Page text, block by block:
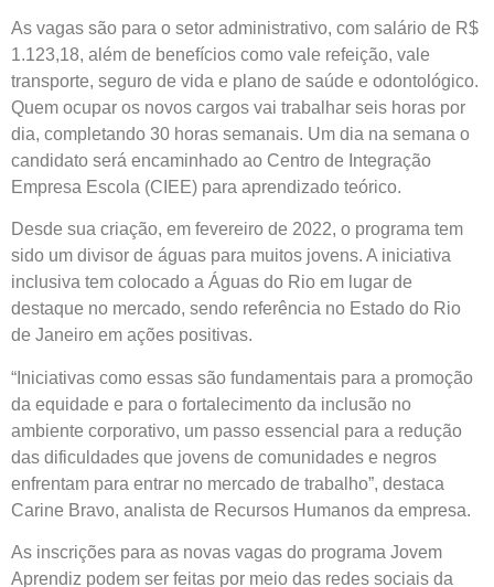
As vagas são para o setor administrativo, com salário de R$
1.123,18, além de benefícios como vale refeição, vale
transporte, seguro de vida e plano de saúde e odontológico.
Quem ocupar os novos cargos vai trabalhar seis horas por
dia, completando 30 horas semanais. Um dia na semana o
candidato será encaminhado ao Centro de Integração
Empresa Escola (CIEE) para aprendizado teórico.
Desde sua criação, em fevereiro de 2022, o programa tem
sido um divisor de águas para muitos jovens. A iniciativa
inclusiva tem colocado a Águas do Rio em lugar de
destaque no mercado, sendo referência no Estado do Rio
de Janeiro em ações positivas.
“Iniciativas como essas são fundamentais para a promoção
da equidade e para o fortalecimento da inclusão no
ambiente corporativo, um passo essencial para a redução
das dificuldades que jovens de comunidades e negros
enfrentam para entrar no mercado de trabalho”, destaca
Carine Bravo, analista de Recursos Humanos da empresa.
As inscrições para as novas vagas do programa Jovem
Aprendiz podem ser feitas por meio das redes sociais da